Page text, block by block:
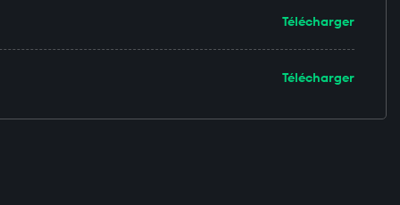
Télécharger
Télécharger